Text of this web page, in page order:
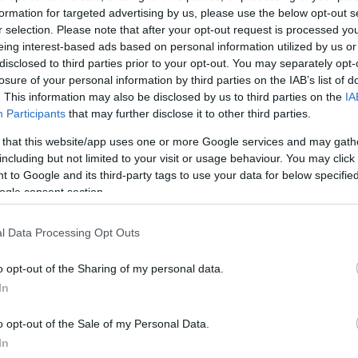
for targeted advertising by us, please use the below opt-out
selection. Please note that after your opt-out request is processed
interest-based ads based on personal information utilized by us
to third parties prior to your opt-out. You may separately
of your personal information by third parties on the IAB’s list of
This information may also be disclosed by us to third parties on the
Participants that may further disclose it to other third parties.
that this website/app uses one or more Google services and may
but not limited to your visit or usage behaviour. You may
to Google and its third-party tags to use your data for below
consent section.
Data Processing Opt Outs
opt-out of the Sharing of my personal data.
opt-out of the Sale of my Personal Data.
άσσος της Μπαρτσελόνα και ο Αμερικανός
και νυν της Αρμάνι Μιλάνο πήγαν με τις
bar.
την θαλασσα και πέρασαν ανέμελες στιγμές.
μαγαζί είναι ιδανικός προορισμός για όσους
και να διασκεδάσουν δίπλα στο κύμα,
γαστρονομική εμπειρία και άψογο σέρβις.